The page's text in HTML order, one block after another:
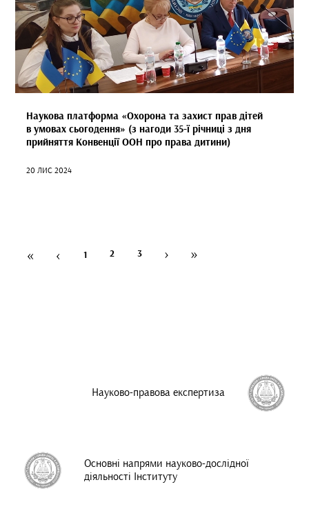
Наукова платформа «Охорона та захист прав дітей
в умовах сьогодення» (з нагоди 35-ї річниці з дня
прийняття Конвенції ООН про права дитини)
20 ЛИС 2024
« ‹ 1 2 3 › »
Науково-правова експертиза
Основні напрями науково-дослідної
діяльності Інституту